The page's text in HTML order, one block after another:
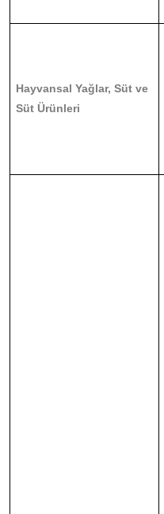
Hayvansal Yağlar, Süt ve
Süt Ürünleri